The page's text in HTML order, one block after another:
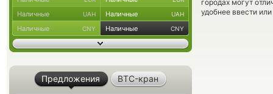
городах могут
удобнее ввести
Наличные UAH Наличные UAH
Наличные CNY Наличные CNY
Предложения BTC-кран